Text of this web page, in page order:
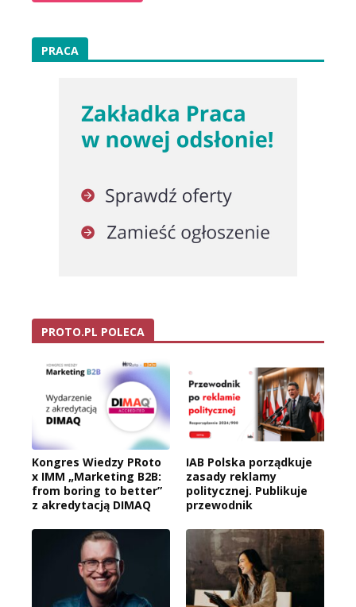
PRACA
PROTO.PL POLECA
Kongres Wiedzy PRoto
x IMM „Marketing B2B:
from boring to better”
z akredytacją DIMAQ
IAB Polska porządkuje
zasady reklamy
politycznej. Publikuje
przewodnik